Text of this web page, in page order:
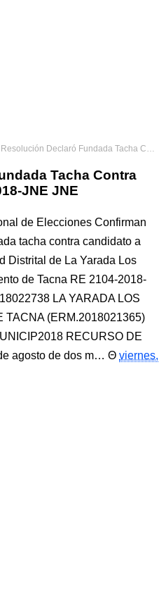
Resolución Declaró Fundada Tacha Contra Candidato RE 2104-2018-JNE JNE
Tacha Contra
JNE JNE
de Elecciones Confirman
tacha contra candidato a
Distrital de La Yarada Los
de Tacna RE 2104-2018-
LA YARADA LOS
TACNA (ERM.2018021365)
RECURSO DE
agosto de dos m…
viernes,